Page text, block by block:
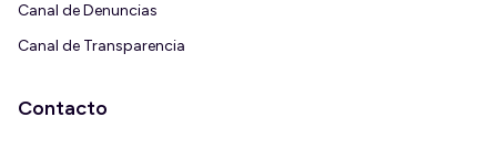
Canal de Denuncias
Canal de Transparencia
Contacto